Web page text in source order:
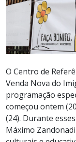
O Centro de
Venda Nova do
programação
começou ontem
(24). Durante
Máximo